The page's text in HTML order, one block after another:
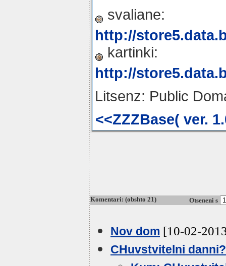
svaliane:
http://
kartinki:
http://
Litsenz: Public
<<ZZZBase( ver.
Komentari: (obshto 21) Otseneni s
Nov dom [10-02-
CHuvstvitelni danni?